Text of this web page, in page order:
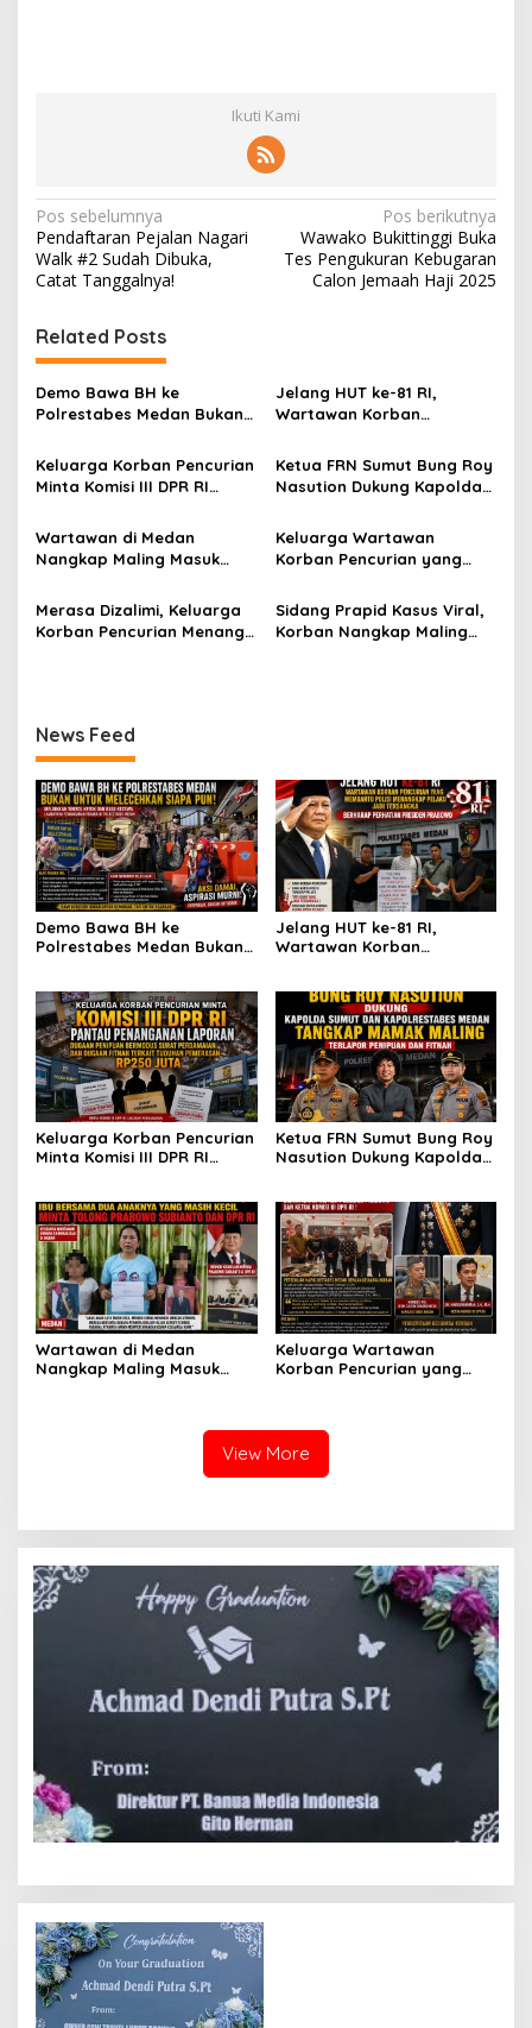
Ikuti Kami
N
a
v
i
g
a
s
i
p
s
Pos sebelumnya
Pendaftaran Pejalan Nagari
Walk #2 Sudah Dibuka,
Catat Tanggalnya!
Pos berikutnya
Wawako Bukittinggi Buka
Tes Pengukuran Kebugaran
Calon Jemaah Haji 2025
Related Posts
Demo Bawa BH ke
Polrestabes Medan Bukan
Pun, Melainkan Simbol Kritik
dan Rasa Kecewa
Medan
Jelang HUT ke-81 RI,
Wartawan Korban
Polisi Menangkap Pelaku
Jadi Tersangka Berharap
Perhatian Presiden
Keluarga Korban Pencurian
Minta Komisi III DPR RI
Laporan Dugaan Penipuan
Bermodus Surat
Perdamaian dan Dugaan
Pemerasan Rp250 Juta
Ketua FRN Sumut Bung Roy
Nasution Dukung Kapolda
Medan Tangkap Terlapor
Kasus Dugaan Penipuan
Wartawan di Medan
Nangkap Maling Masuk
Bersama Dua Anaknya
yang Masih Kecil Minta
Tolong Prabowo Subianto
Keluarga Wartawan
Korban Pencurian yang
Dibohongi Kapolrestabes
Medan, Kirim Surat ke
Presiden Prabowo, Komisi
Merasa Dizalimi, Keluarga
Korban Pencurian Menangis
Sidang Prapid Kasus Viral,
Korban Nangkap Maling
News Feed
Demo Bawa BH ke
Polrestabes Medan Bukan
dan Rasa Kecewa
Lambatnya Penanganan
Pekara di Polrestabes
Medan
Jelang HUT ke-81 RI,
Wartawan Korban
Jadi Tersangka Berharap
Perhatian Presiden
Prabowo
Keluarga Korban Pencurian
Minta Komisi III DPR RI
Bermodus Surat
Perdamaian dan Dugaan
Fitnah Terkait Tuduhan
Pemerasan Rp250 Juta
Ketua FRN Sumut Bung Roy
Nasution Dukung Kapolda
Kasus Dugaan Penipuan
dan Fitnah
Wartawan di Medan
Nangkap Maling Masuk
Tolong Prabowo Subianto
Keluarga Wartawan
Korban Pencurian yang
Presiden Prabowo, Komisi
III DPR RI dan Kapolri!
View More